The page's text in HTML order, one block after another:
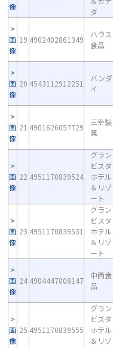
像
ダ
画
像
19 4902402861349
ハウス
食品
画
像
20 4543112912251
バンダ
イ
画
像
21 4901626057729
三幸製
菓
画
像
22 4951170839524
グラン
ビスタ
ホテル
＆リゾ
ート
画
像
23 4951170839531
グラン
ビスタ
ホテル
＆リゾ
ート
画
像
24 4904447008147
中西食
品
画
像
25 4951170839555
グラン
ビスタ
ホテル
＆リゾ